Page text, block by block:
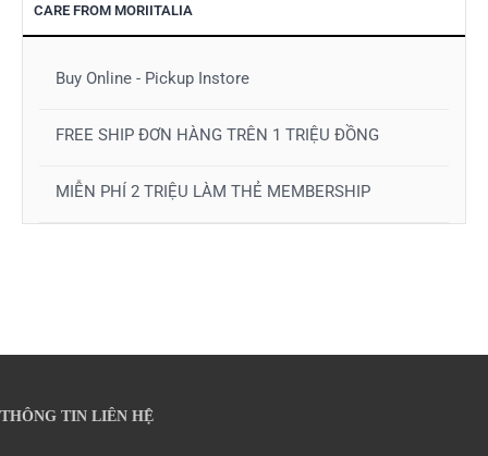
CARE FROM MORIITALIA
Buy Online - Pickup Instore
FREE SHIP ĐƠN HÀNG TRÊN 1 TRIỆU ĐỒNG
MIỄN PHÍ 2 TRIỆU LÀM THẺ MEMBERSHIP
THÔNG TIN LIÊN HỆ